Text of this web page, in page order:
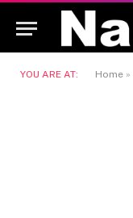
YOU ARE AT: Home »